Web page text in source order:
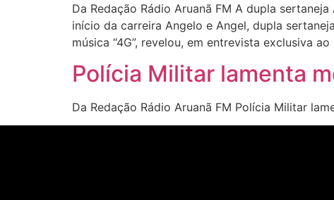
Da Redação Rádio Aruanã FM A dupla
início da carreira Angelo e Angel, dupla
música “4G”, revelou, em entrevista exclusiva
Polícia Militar lamenta
Da Redação Rádio Aruanã FM Polícia Militar